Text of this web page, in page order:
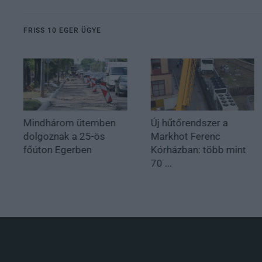
FRISS 10 EGER ÜGYE
Mindhárom ütemben
dolgoznak a 25-ös
főúton Egerben
Új hűtőrendszer a
Markhot Ferenc
Kórházban: több mint
70 ...